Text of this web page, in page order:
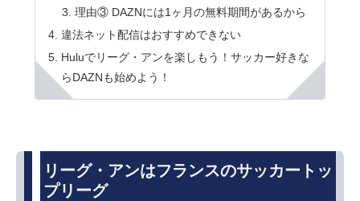
理由③ DAZNには1ヶ月の無料期間があるから
違法ネット配信はおすすめできない
Huluでリーグ・アンを楽しもう！サッカー好きな
らDAZNも始めよう！
リーグ・アンはフランスのサッカートッ
プリーグ